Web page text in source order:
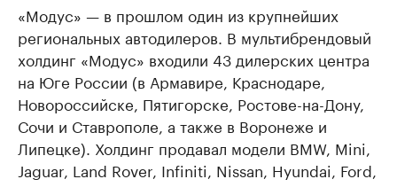
«Модус» — в прошлом один из крупнейших
региональных автодилеров. В мультибрендовый
холдинг «Модус» входили 43 дилерских центра
на Юге России (в Армавире, Краснодаре,
Новороссийске, Пятигорске, Ростове-на-Дону,
Сочи и Ставрополе, а также в Воронеже и
Липецке). Холдинг продавал модели BMW, Mini,
Jaguar, Land Rover, Infiniti, Nissan, Hyundai, Ford,